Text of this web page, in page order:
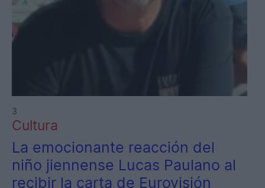
3
Cultura
La emocionante reacción del
niño jiennense Lucas Paulano al
recibir la carta de Eurovisión